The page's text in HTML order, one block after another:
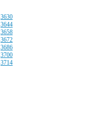
3630
3644
3658
3672
3686
3700
3714